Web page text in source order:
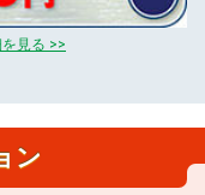
見る >>
ン